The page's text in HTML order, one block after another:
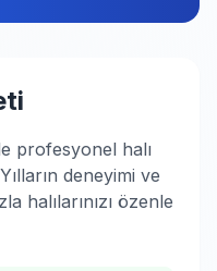
profesyonel halı
deneyimi ve
halılarınızı özenle